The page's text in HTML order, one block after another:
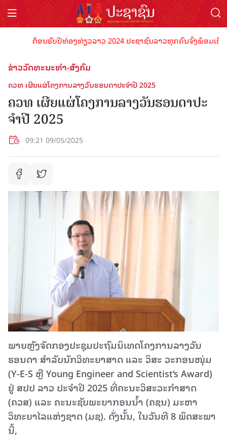
ຕ້ອນຮັບປີທ່ອງທ່ຽວລາວ 2024 ປະຊາຊົນລາວທຸກຄົນຈົ່ງພ້ອມເປັ
ຂ່າວວັດທະນະທຳ-ສັງຄົມ
ຄວທ ເຜີຍແຜ່ໂຄງການລາງວັນຮອນດາປະຈໍາປີ 2025
ຄວທ ເຜີຍແຜ່ໂຄງການລາງວັນຮອນດາປະ
ຈໍາປີ 2025
09:21 09/05/2025
ພາຍຫຼັງຈັດກອງປະຊຸມປະຖົມນິເທດໂຄງການລາງວັນ
ຮອນດາ ສຳລັບນັກວິທະຍາສາດ ແລະ ວິສະ ວະກອນໜຸ່ມ
(Y-E-S ຫຼື Young Engineer and Scientist’s Award)
ຢູ່ ສປປ ລາວ ປະຈໍາປີ 2025 ທີ່ຄະນະວິສະວະກຳສາດ
(ຄວສ) ແລະ ຄະນະຊັບພະຍາກອນນໍ້າ (ຄຊນ) ມະຫາ
ວິທະຍາໄລແຫ່ງຊາດ (ມຊ). ດັ່ງນັ້ນ, ໃນວັນທີ 8 ພຶດສະພາ
ນີ້,